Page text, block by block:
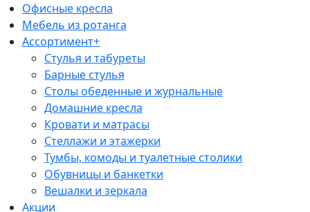
Офисные кресла
Мебель из ротанга
Ассортимент+
Стулья и табуреты
Барные стулья
Столы обеденные и журнальные
Домашние кресла
Кровати и матрасы
Стеллажи и этажерки
Тумбы, комоды и туалетные столики
Обувницы и банкетки
Вешалки и зеркала
Акции